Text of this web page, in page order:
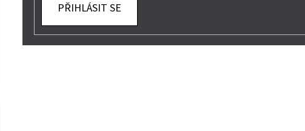
PŘIHLÁSIT SE